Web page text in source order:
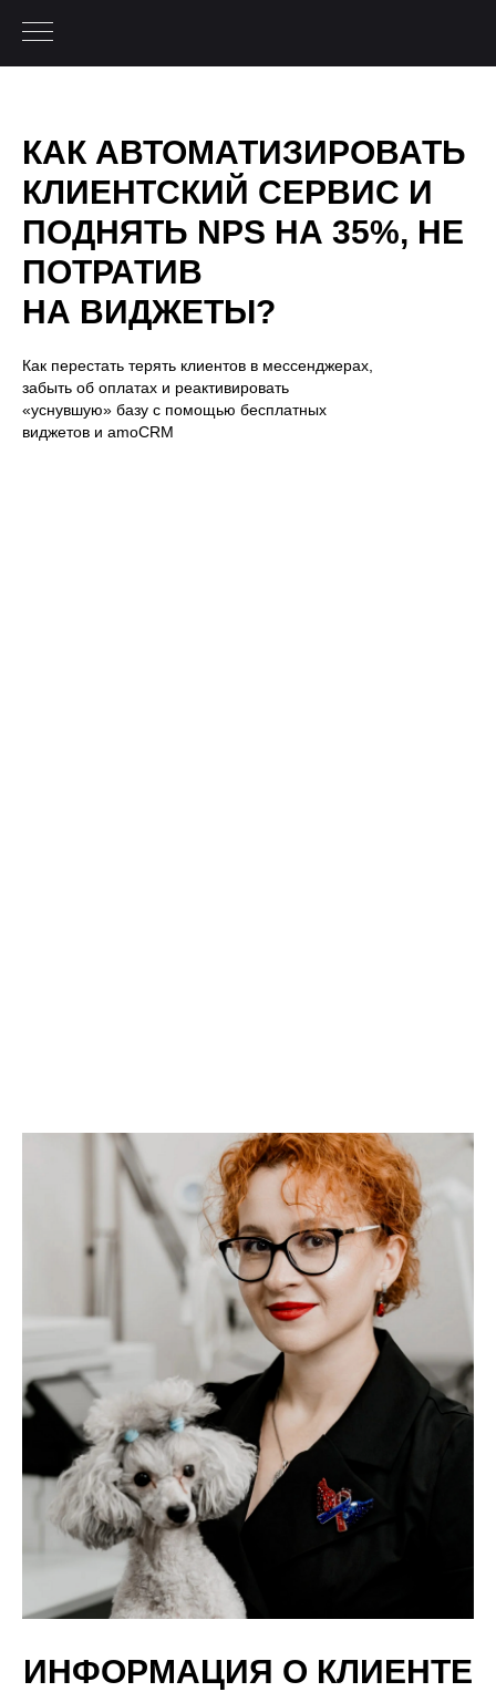
КАК АВТОМАТИЗИРОВАТЬ
КЛИЕНТСКИЙ СЕРВИС И
ПОДНЯТЬ NPS НА 35%, НЕ
ПОТРАТИВ
НА ВИДЖЕТЫ?
Как перестать терять клиентов в мессенджерах,
забыть об оплатах и реактивировать
«уснувшую» базу с помощью бесплатных
виджетов и amoCRM
ИНФОРМАЦИЯ О КЛИЕНТЕ